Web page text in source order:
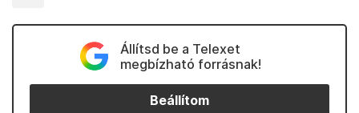
Állítsd be a Telexet
megbízható forrásnak!
Beállítom